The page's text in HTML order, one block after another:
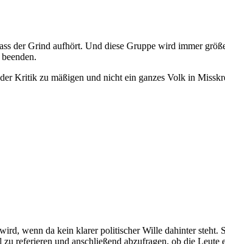
der Grind aufhört. Und diese Gruppe wird immer
Kritik zu mäßigen und nicht ein ganzes Volk in
wenn da kein klarer politischer Wille dahinter steht.
referieren und anschließend abzufragen, ob die